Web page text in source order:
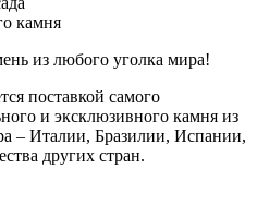
из любого уголка мира!
поставкой самого
и эксклюзивного камня из
– Италии, Бразилии, Испании,
других стран.